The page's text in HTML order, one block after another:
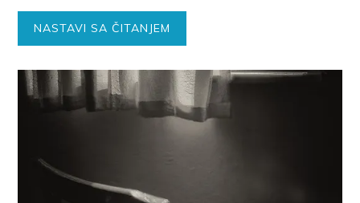
NASTAVI SA ČITANJEM